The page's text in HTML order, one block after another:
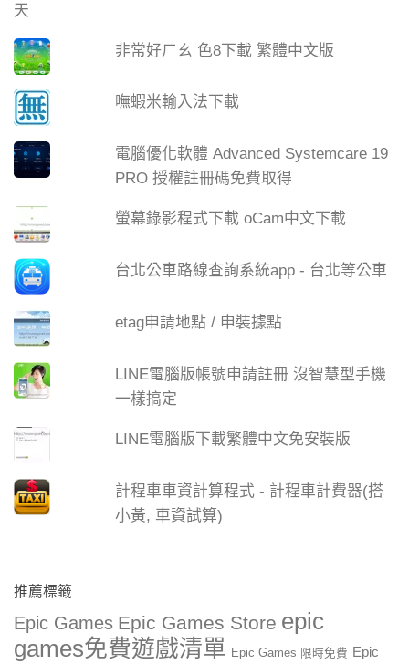
非常好ㄏㄠ 色8下載 繁體中文版
嘸蝦米輸入法下載
電腦優化軟體 Advanced Systemcare 19
PRO 授權註冊碼免費取得
螢幕錄影程式下載 oCam中文下載
台北公車路線查詢系統app - 台北等公車
etag申請地點 / 申裝據點
LINE電腦版帳號申請註冊 沒智慧型手機
一樣搞定
LINE電腦版下載繁體中文免安裝版
計程車車資計算程式 - 計程車計費器(搭
小黃, 車資試算)
推薦標籤
Epic Games Epic Games Store epic
games免費遊戲清單 Epic Games 限時免費 Epic